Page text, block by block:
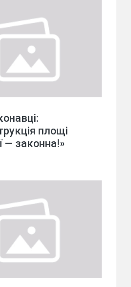
площі
— законна!»